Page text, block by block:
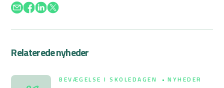
Relaterede nyheder
BEVÆGELSE I SKOLEDAGEN NYHEDER